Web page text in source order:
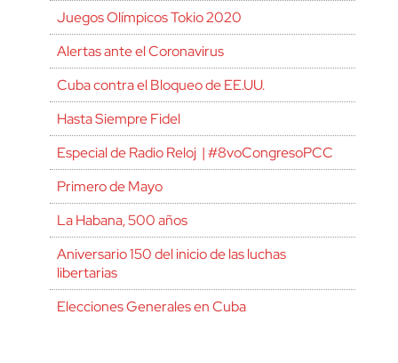
Juegos Olímpicos Tokio 2020
Alertas ante el Coronavirus
Cuba contra el Bloqueo de EE.UU.
Hasta Siempre Fidel
Especial de Radio Reloj | #8voCongresoPCC
Primero de Mayo
La Habana, 500 años
Aniversario 150 del inicio de las luchas
libertarias
Elecciones Generales en Cuba